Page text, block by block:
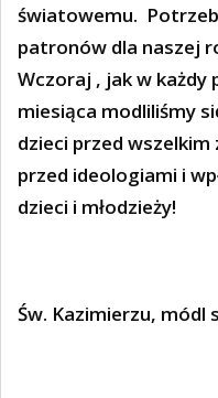
światowemu.
patronów dla naszej
Wczoraj , jak w każdy
miesiąca modliliśmy
dzieci przed
przed ideologiami i
dzieci i młodzieży!
Św. Kazimierzu, módl